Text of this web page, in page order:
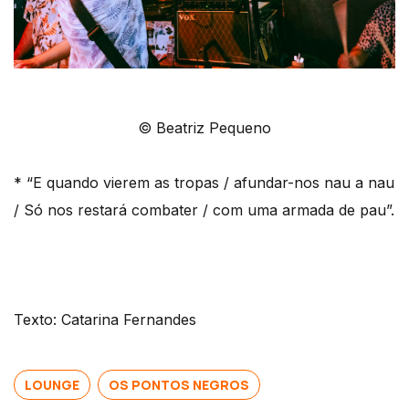
© Beatriz Pequeno
* “E quando vierem as tropas / afundar-nos nau a nau
/ Só nos restará combater / com uma armada de pau”.
Texto: Catarina Fernandes
LOUNGE OS PONTOS NEGROS